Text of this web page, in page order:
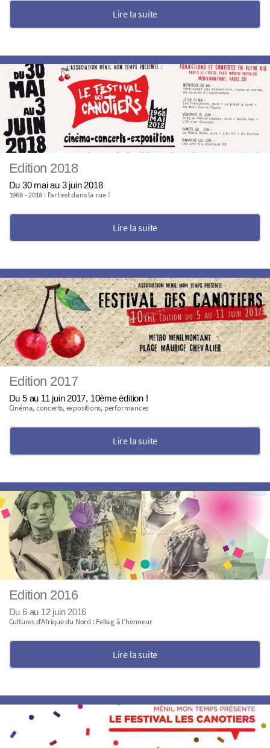
Lire la suite
Edition 2018
Du 30 mai au 3 juin 2018
1968 - 2018 : l’art est dans la rue !
Lire la suite
Edition 2017
Du 5 au 11 juin 2017, 10ème édition !
Cinéma, concerts, expositions, performances
Lire la suite
Edition 2016
Du 6 au 12 juin 2016
Cultures d’Afrique du Nord : Fellag à l’honneur
Lire la suite